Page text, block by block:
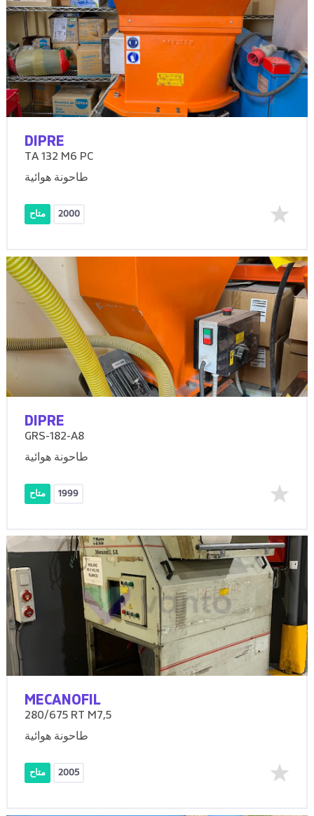
DIPRE
TA 132 M6 PC
طاحونة هوائية
متاح 2000
DIPRE
GRS-182-A8
طاحونة هوائية
متاح 1999
MECANOFIL
280/675 RT M7,5
طاحونة هوائية
متاح 2005